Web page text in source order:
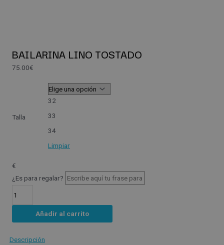
BAILARINA LINO TOSTADO
75.00€
Talla
32
33
34
Limpiar
€
¿Es para regalar?
Añadir al carrito
Descripción